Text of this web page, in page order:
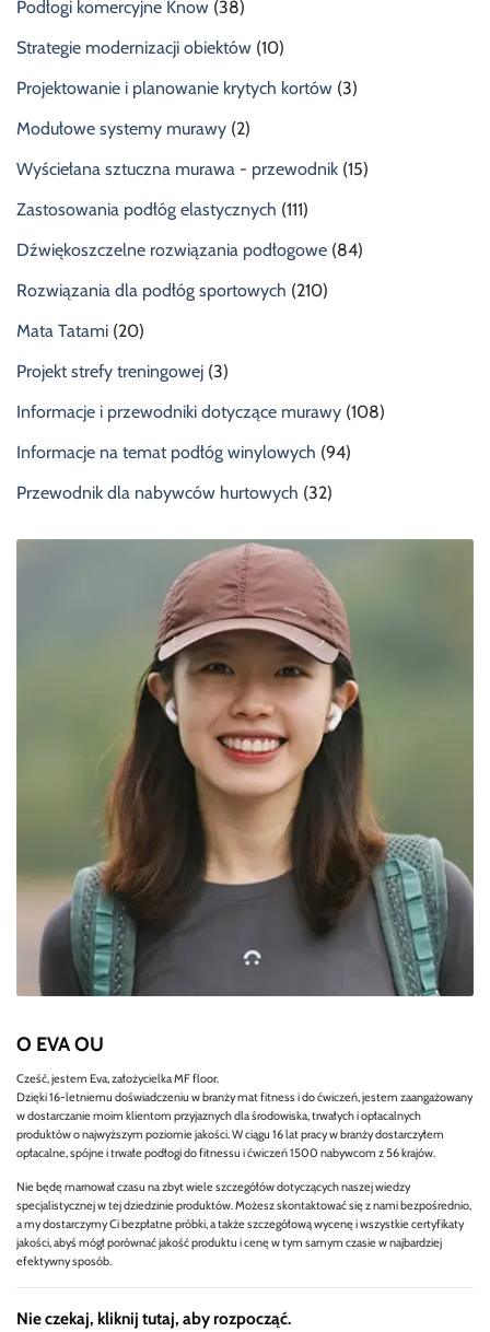
Podłogi komercyjne Know (38)
Strategie modernizacji obiektów (10)
Projektowanie i planowanie krytych kortów (3)
Modułowe systemy murawy (2)
Wyściełana sztuczna murawa - przewodnik (15)
Zastosowania podłóg elastycznych (111)
Dźwiękoszczelne rozwiązania podłogowe (84)
Rozwiązania dla podłóg sportowych (210)
Mata Tatami (20)
Projekt strefy treningowej (3)
Informacje i przewodniki dotyczące murawy (108)
Informacje na temat podłóg winylowych (94)
Przewodnik dla nabywców hurtowych (32)
O EVA OU
Cześć, jestem Eva, założycielka MF floor.
Dzięki 16-letniemu doświadczeniu w branży mat fitness i do ćwiczeń, jestem zaangażowany
w dostarczanie moim klientom przyjaznych dla środowiska, trwałych i opłacalnych
produktów o najwyższym poziomie jakości. W ciągu 16 lat pracy w branży dostarczyłem
opłacalne, spójne i trwałe podłogi do fitnessu i ćwiczeń 1500 nabywcom z 56 krajów.
Nie będę marnował czasu na zbyt wiele szczegółów dotyczących naszej wiedzy
specjalistycznej w tej dziedzinie produktów. Możesz skontaktować się z nami bezpośrednio,
a my dostarczymy Ci bezpłatne próbki, a także szczegółową wycenę i wszystkie certyfikaty
jakości, abyś mógł porównać jakość produktu i cenę w tym samym czasie w najbardziej
efektywny sposób.
Nie czekaj, kliknij tutaj, aby rozpocząć.